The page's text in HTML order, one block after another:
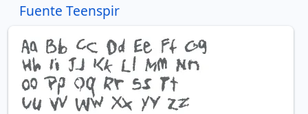
Fuente Teenspir